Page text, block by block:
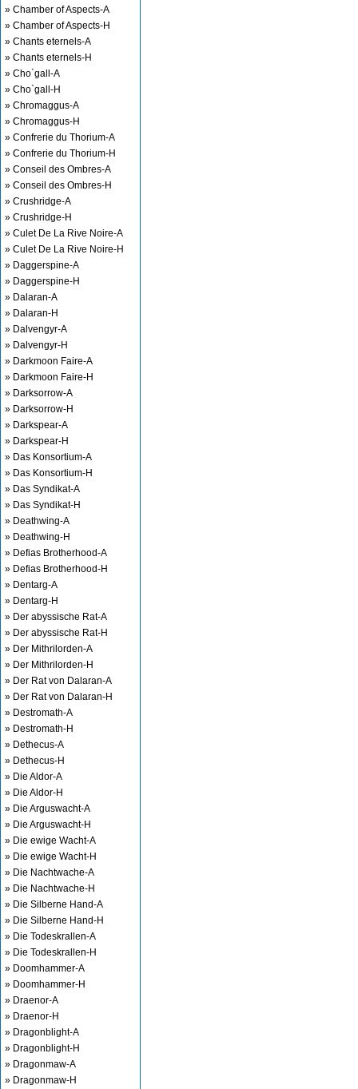
» Chamber of Aspects-A
» Chamber of Aspects-H
» Chants eternels-A
» Chants eternels-H
» Cho`gall-A
» Cho`gall-H
» Chromaggus-A
» Chromaggus-H
» Confrerie du Thorium-A
» Confrerie du Thorium-H
» Conseil des Ombres-A
» Conseil des Ombres-H
» Crushridge-A
» Crushridge-H
» Culet De La Rive Noire-A
» Culet De La Rive Noire-H
» Daggerspine-A
» Daggerspine-H
» Dalaran-A
» Dalaran-H
» Dalvengyr-A
» Dalvengyr-H
» Darkmoon Faire-A
» Darkmoon Faire-H
» Darksorrow-A
» Darksorrow-H
» Darkspear-A
» Darkspear-H
» Das Konsortium-A
» Das Konsortium-H
» Das Syndikat-A
» Das Syndikat-H
» Deathwing-A
» Deathwing-H
» Defias Brotherhood-A
» Defias Brotherhood-H
» Dentarg-A
» Dentarg-H
» Der abyssische Rat-A
» Der abyssische Rat-H
» Der Mithrilorden-A
» Der Mithrilorden-H
» Der Rat von Dalaran-A
» Der Rat von Dalaran-H
» Destromath-A
» Destromath-H
» Dethecus-A
» Dethecus-H
» Die Aldor-A
» Die Aldor-H
» Die Arguswacht-A
» Die Arguswacht-H
» Die ewige Wacht-A
» Die ewige Wacht-H
» Die Nachtwache-A
» Die Nachtwache-H
» Die Silberne Hand-A
» Die Silberne Hand-H
» Die Todeskrallen-A
» Die Todeskrallen-H
» Doomhammer-A
» Doomhammer-H
» Draenor-A
» Draenor-H
» Dragonblight-A
» Dragonblight-H
» Dragonmaw-A
» Dragonmaw-H